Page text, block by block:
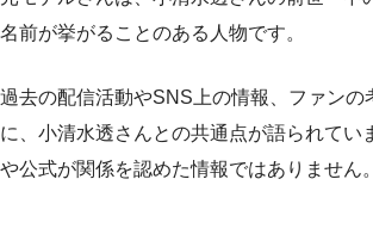
名前が挙がることのある人物です。
過去の配信活動やSNS上の情報、ファンの
に、小清水透さんとの共通点が語られてい
や公式が関係を認めた情報ではありません。